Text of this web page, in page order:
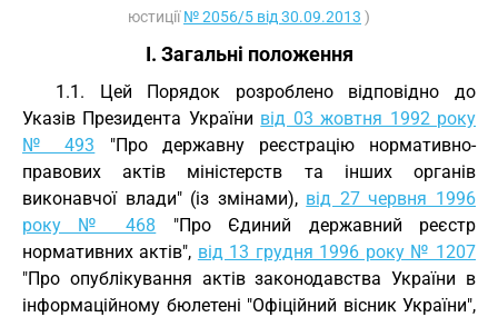
юстиції№ 2056/5 від 30.09.2013 )
I. Загальні положення
1.1. Цей Порядок розроблено відповідно до
Указів Президента України від 03 жовтня 1992 року
№ 493 "Про державну реєстрацію нормативно-
правових актів міністерств та інших органів
виконавчої влади" (із змінами), від 27 червня 1996
року № 468 "Про Єдиний державний реєстр
нормативних актів", від 13 грудня 1996 року № 1207
"Про опублікування актів законодавства України в
інформаційному бюлетені "Офіційний вісник України",